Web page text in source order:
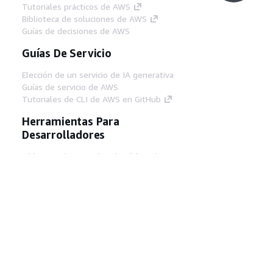
Tutoriales prácticos de AWS
Biblioteca de soluciones de AWS
Guías de decisiones de AWS
Guías De Servicio
Elección de un servicio de IA generativa
Guías de servicio de AWS
Tutoriales de CLI de AWS en GitHub
Herramientas Para
Desarrolladores
Biblioteca de ejemplos de código de AWS